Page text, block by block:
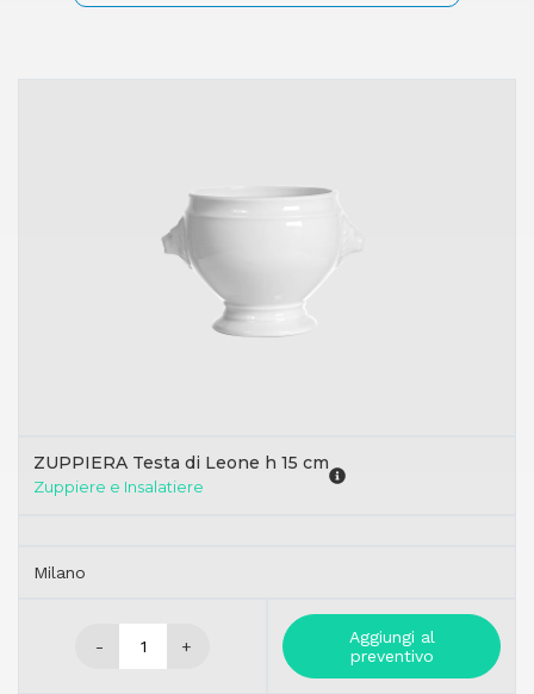
ZUPPIERA Testa di Leone h 15 cm
Zuppiere e Insalatiere
Milano
- +
Aggiungi al
preventivo